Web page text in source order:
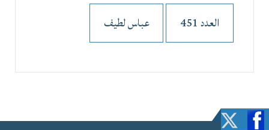
العدد 451 عباس لطيف